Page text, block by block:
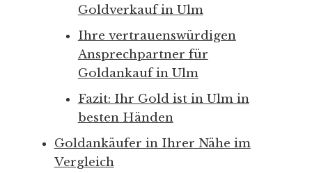
Goldverkauf in Ulm
Ihre vertrauenswürdigen
Ansprechpartner für
Goldankauf in Ulm
Fazit: Ihr Gold ist in Ulm in
besten Händen
Goldankäufer in Ihrer Nähe im
Vergleich